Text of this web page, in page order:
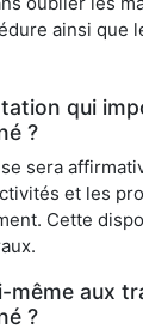
ainsi que
qui
?
sera
et les
Cette
même aux
?